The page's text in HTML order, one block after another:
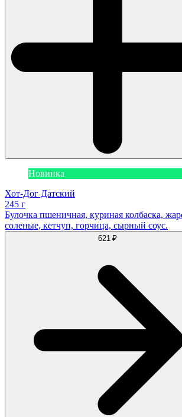
Новинка
Хот-Дог Датский
245 г
Булочка пшеничная, куриная колбаска,
соленые, кетчуп, горчица, сырный соус.
621 ₽